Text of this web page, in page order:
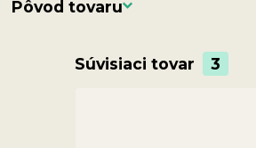
Pôvod tovaru
Súvisiaci tovar 3